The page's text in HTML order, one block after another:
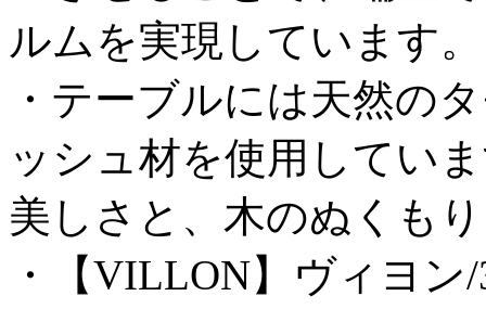
ルムを実現しています。
・テーブルには天然の
ッシュ材を使用してい
美しさと、木のぬくも
・【VILLON】ヴィヨ